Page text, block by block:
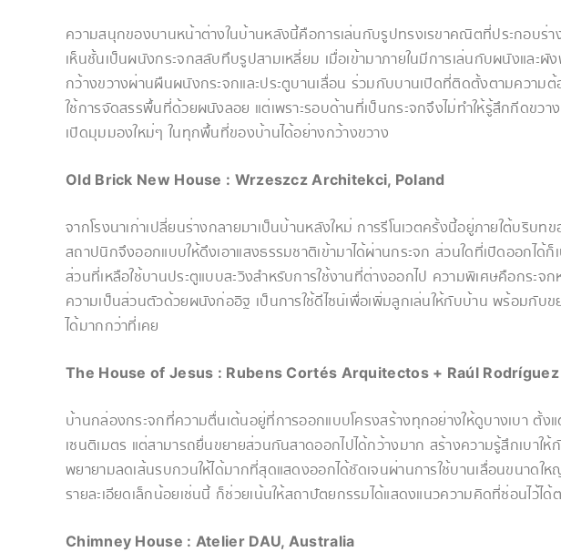
ความสนุกของบานหน้าต่างในบ้านหลังนี้คือการเล่นกับรูปทรงเรขาคณิตที่ประกอบ
เห็นชั้นเป็นผนังกระจกสลับทึบรูปสามเหลี่ยม เมื่อเข้ามาภายในมีการเล่นกับผนังแล
กว้างขวางผ่านผืนผนังกระจกและประตูบานเลื่อน ร่วมกับบานเปิดที่ติดตั้งตามความต้
ใช้การจัดสรรพื้นที่ด้วยผนังลอย แต่เพราะรอบด้านที่เป็นกระจกจึงไม่ทำให้รู้สึกกีดขว
เปิดมุมมองใหม่ๆ ในทุกพื้นที่ของบ้านได้อย่างกว้างขวาง
Old Brick New House : Wrzeszcz Architekci, Poland
จากโรงนาเก่าเปลี่ยนร่างกลายมาเป็นบ้านหลังใหม่ การรีโนเวตครั้งนี้อยู่ภายใต้บริบ
สถาปนิกจึงออกแบบให้ดึงเอาแสงธรรมชาติเข้ามาได้ผ่านกระจก ส่วนใดที่เปิดออกได้
ส่วนที่เหลือใช้บานประตูแบบสะวิงสำหรับการใช้งานที่ต่างออกไป ความพิเศษคือกระ
ความเป็นส่วนตัวด้วยผนังก่ออิฐ เป็นการใช้ดีไซน์เพื่อเพิ่มลูกเล่นให้กับบ้าน พร้อมกับข
ได้มากกว่าที่เคย
The House of Jesus : Rubens Cortés Arquitectos+ Raúl Rodríguez
บ้านกล่องกระจกที่ความตื่นเต้นอยู่ที่การออกแบบโครงสร้างทุกอย่างให้ดูบางเบา ตั้ง
เซนติเมตร แต่สามารถยื่นขยายส่วนกันสาดออกไปได้กว้างมาก สร้างความรู้สึกเบา
พยายามลดเส้นรบกวนให้ได้มากที่สุดแสดงออกได้ชัดเจนผ่านการใช้บานเลื่อนขนาดให
รายละเอียดเล็กน้อยเช่นนี้ ก็ช่วยเน้นให้สถาปัตยกรรมได้แสดงแนวความคิดที่ซ่อนไว้ไ
Chimney House : Atelier DAU, Australia